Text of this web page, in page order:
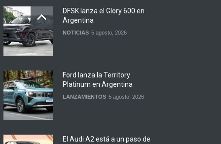
DFSK lanza el Glory 600 en
Argentina
NOTICIAS 5 agosto, 2026
Ford lanza la Territory
Platinum en Argentina
LANZAMIENTOS 5 agosto, 2026
El Audi A2 está a un paso de